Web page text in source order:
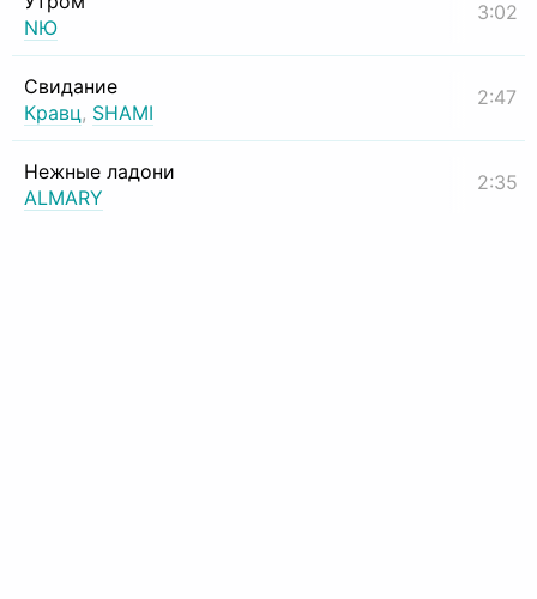
NЮ
3:02
Свидание
Кравц, SHAMI
2:47
Нежные ладони
ALMARY
2:35